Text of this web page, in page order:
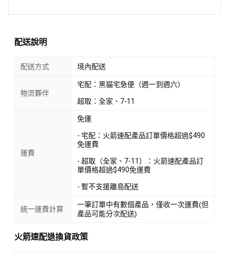
配送說明
配送方式 境內配送
物流夥伴
宅配：黑貓宅急便（週一到週六）
超取：全家、7-11
運費
免運
- 宅配：火箭速配產品訂單價格超過$490
免運費
- 超取（全家、7-11）：火箭速配產品訂
單價格超過$490免運費
- 暫不支援離島配送
統一運費計算
一筆訂單中有數個產品，僅收一次運費(但
產品可能分次配送)
火箭速配退換貨政策